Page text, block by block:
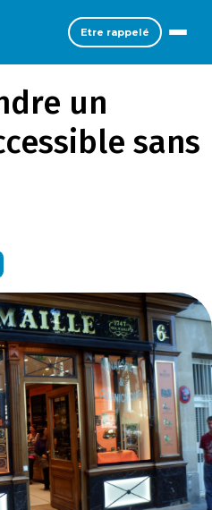
Etre rappelé
un
sans